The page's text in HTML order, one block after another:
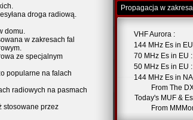
droga radiową.
domu.
w zakresach fal
ze specjalnym
popularne na falach
radiowych na pasmach
stosowane przez
Propagacja w
VHF Aurora :
144 MHz Es in
70 MHz Es in EU :
50 MHz Es in EU :
144 MHz Es in
From The
Today's MUF &
From